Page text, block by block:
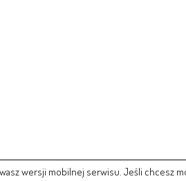
wersji mobilnej serwisu. Jeśli chcesz